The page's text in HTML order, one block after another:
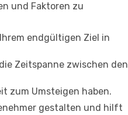
und Faktoren zu
endgültigen Ziel in
Zeitspanne zwischen den
zum Umsteigen haben.
gestalten und hilft